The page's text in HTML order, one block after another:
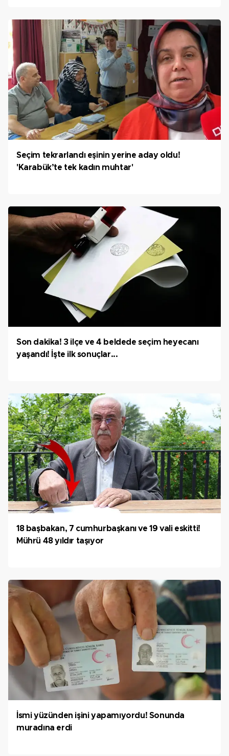
Seçim tekrarlandı eşinin yerine aday oldu!
'Karabük’te tek kadın muhtar'
Son dakika! 3 ilçe ve 4 beldede seçim heyecanı
yaşandı! İşte ilk sonuçlar...
18 başbakan, 7 cumhurbaşkanı ve 19 vali eskitti!
Mührü 48 yıldır taşıyor
İsmi yüzünden işini yapamıyordu! Sonunda
muradına erdi